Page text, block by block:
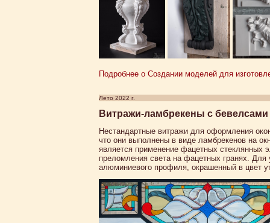
Подробнее о Создании моделей для
Лето 2022 г.
Витражи-ламбрекены с
Нестандартные витражи для оформления
что они выполнены в виде ламбрекенов на
является применение фацетных
преломления света на фацетных гранях. Для
алюминиевого профиля, окрашенный в цвет